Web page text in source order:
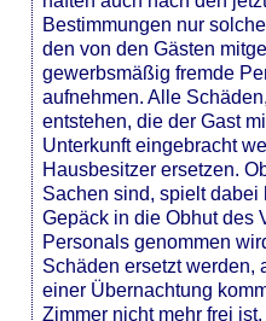
Bestimmungen nur
den von den Gästen
gewerbsmäßig fremde
aufnehmen. Alle
entstehen, die der Gast
Unterkunft eingebracht
Hausbesitzer ersetzen.
Sachen sind, spielt
Gepäck in die Obhut des
Personals genommen
Schäden ersetzt werden,
einer Übernachtung
Zimmer nicht mehr frei ist.